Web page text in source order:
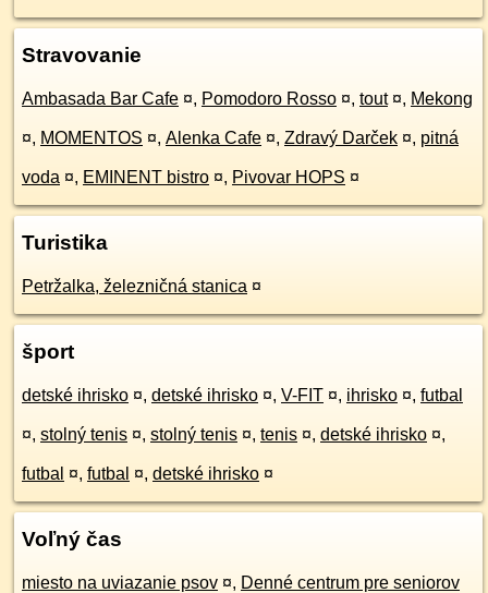
Stravovanie
Ambasada Bar Cafe ¤, Pomodoro Rosso ¤, tout ¤, Mekong
¤, MOMENTOS ¤, Alenka Cafe ¤, Zdravý Darček ¤, pitná
voda ¤, EMINENT bistro ¤, Pivovar HOPS ¤
Turistika
Petržalka, železničná stanica ¤
šport
detské ihrisko ¤, detské ihrisko ¤, V-FIT ¤, ihrisko ¤, futbal
¤, stolný tenis ¤, stolný tenis ¤, tenis ¤, detské ihrisko ¤,
futbal ¤, futbal ¤, detské ihrisko ¤
Voľný čas
miesto na uviazanie psov ¤, Denné centrum pre seniorov